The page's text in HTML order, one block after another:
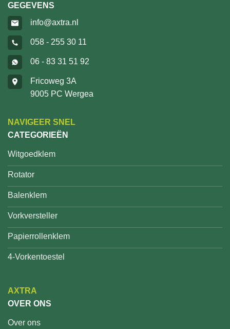
GEGEVENS
info@axtra.nl
058 - 255 30 11
06 - 83 31 51 92
Fricoweg 3A
9005 PC Wergea
NAVIGEER SNEL
CATEGORIEËN
Witgoedklem
Rotator
Balenklem
Vorkversteller
Papierrollenklem
4-Vorkentoestel
AXTRA
OVER ONS
Over ons